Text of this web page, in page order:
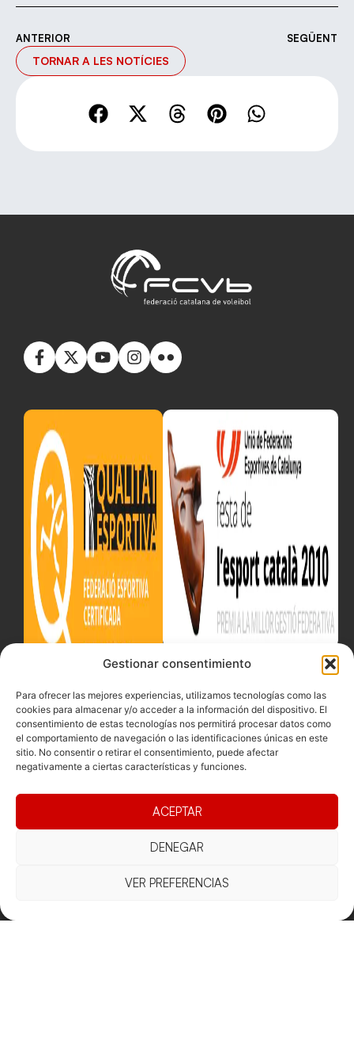
Gestionar consentimiento
Para ofrecer las mejores experiencias, utilizamos tecnologías como las
cookies para almacenar y/o acceder a la información del dispositivo. El
consentimiento de estas tecnologías nos permitirá procesar datos como
el comportamiento de navegación o las identificaciones únicas en este
sitio. No consentir o retirar el consentimiento, puede afectar
negativamente a ciertas características y funciones.
ACEPTAR
DENEGAR
VER PREFERENCIAS
ANTERIOR SEGÜENT
TORNAR A LES NOTÍCIES